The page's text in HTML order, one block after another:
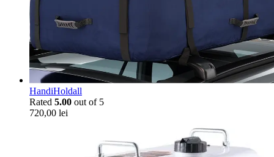
HandiHoldall
Rated 5.00 out of 5
720,00 lei